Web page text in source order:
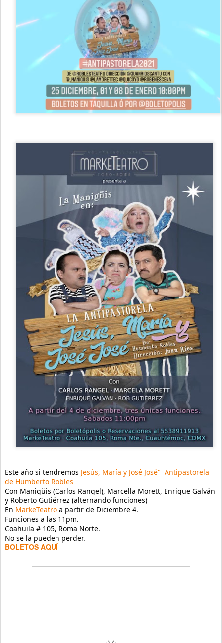
Este año si tendremos Jesús, María y José José"  Antipastorela
de Humberto Robles
Con Manigüis (Carlos Rangel), Marcella Morett, Enrique Galván
y Roberto Gutiérrez (alternando funciones)
En MarkeTeatro a partir de Diciembre 4.
Funciones a las 11pm.
Coahuila # 105, Roma Norte.
No se la pueden perder.
BOLETOS AQUÍ